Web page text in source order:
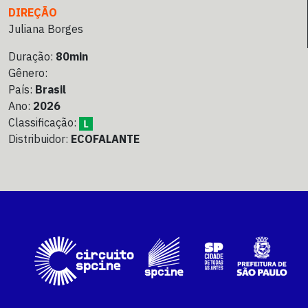
DIREÇÃO
Juliana Borges
Duração: 80min
Gênero:
País: Brasil
Ano: 2026
Classificação:
Distribuidor: ECOFALANTE